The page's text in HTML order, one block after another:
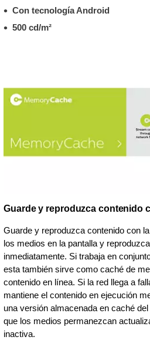
Con tecnología Android
500 cd/m²
Guarde y reproduzca contenido
Guarde y reproduzca contenido con
los medios en la pantalla y
inmediatamente. Si trabaja en
esta también sirve como caché de
contenido en línea. Si la red llega a
mantiene el contenido en ejecución
una versión almacenada en caché
que los medios permanezcan
inactiva.